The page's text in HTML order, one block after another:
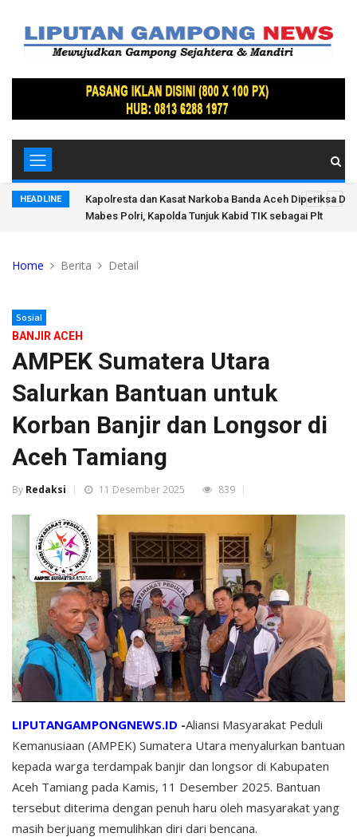
HEADLINE
Kapolresta dan Kasat Narkoba Banda Aceh Diperiksa
Mabes Polri, Kapolda Tunjuk Kabid TIK sebagai Plt
Home Berita Detail
Sosial
BANJIR ACEH
AMPEK Sumatera Utara
Salurkan Bantuan untuk
Korban Banjir dan Longsor di
Aceh Tamiang
By Redaksi 11 Desember 2025 839
LIPUTANGAMPONGNEWS.ID -Aliansi Masyarakat Peduli
Kemanusiaan (AMPEK) Sumatera Utara menyalurkan bantuan
kepada warga terdampak banjir dan longsor di Kabupaten
Aceh Tamiang pada Kamis, 11 Desember 2025. Bantuan
tersebut diterima dengan penuh haru oleh masyarakat yang
masih berjuang memulihkan diri dari bencana.